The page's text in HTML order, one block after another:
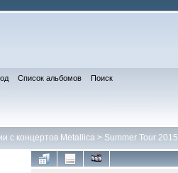
Список альбомов Поиск
с концертов Metallica> Summer Tour 2015